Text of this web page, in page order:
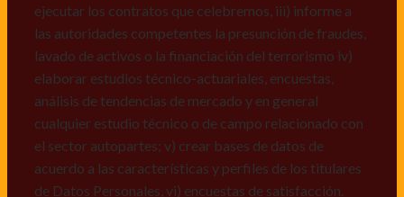
Declaro que puedo acceder a la política de protección
de datos personales de Derco en la
direcciónwww.autoplanet.com.co, igualmente,
manifiesto que he sido informado sobre mis derechos
a conocer, actualizar, rectificar, suprimir, solicitar
prueba: i) de autorización y ii) finalidad, presentar
quejas y/o reclamos en canales de
atención: servicioalcliente@derco.com.coy en
ejecutar los contratos que celebremos, iii) informe a
las autoridades competentes la presunción de fraudes,
lavado de activos o la financiación del terrorismo iv)
elaborar estudios técnico-actuariales, encuestas,
análisis de tendencias de mercado y en general
cualquier estudio técnico o de campo relacionado con
el sector autopartes; v) crear bases de datos de
acuerdo a las características y perfiles de los titulares
de Datos Personales, vi) encuestas de satisfacción.